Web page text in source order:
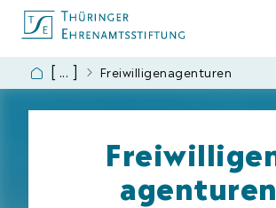
EngagementFreiwilligen­agenturen
agenturen